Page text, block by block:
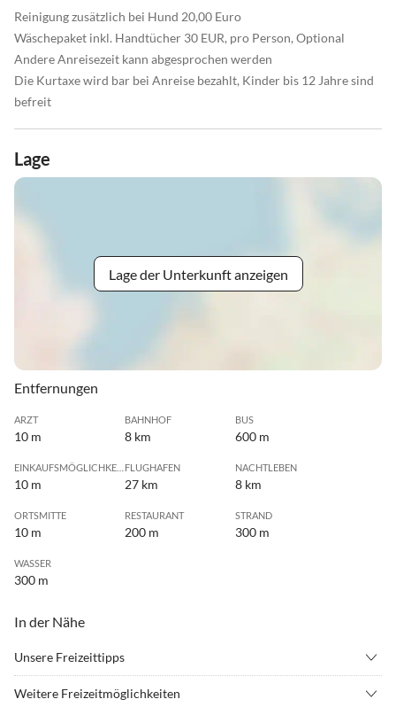
Reinigung zusätzlich bei Hund 20,00 Euro
Wäschepaket inkl. Handtücher 30 EUR, pro Person, Optional
Andere Anreisezeit kann abgesprochen werden
Die Kurtaxe wird bar bei Anreise bezahlt, Kinder bis 12 Jahre sind
befreit
Lage
Lage der Unterkunft anzeigen
Entfernungen
ARZT
10 m
BAHNHOF
8 km
BUS
600 m
10 m
FLUGHAFEN
27 km
NACHTLEBEN
8 km
ORTSMITTE
10 m
RESTAURANT
200 m
STRAND
300 m
WASSER
300 m
In der Nähe
Unsere Freizeittipps
Weitere Freizeitmöglichkeiten